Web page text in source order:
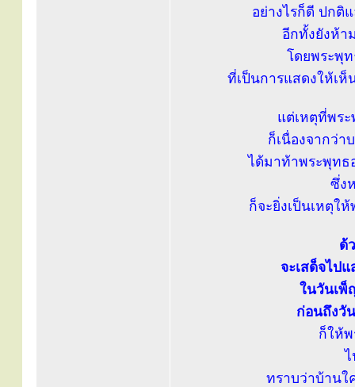
อย่างไรก็ดี ปกติ
อีกทั้งยังห้า
โดยพระพุ
ที่เป็นการแสดงให้เ
แต่เหตุที่พร
ก็เนื่องจากว่า
ได้มาท้าพระพุทธ
ซึ่ง
ก็จะยิ่งเป็นเหตุใ
ด้
จะเสด็จไป
ในวันเพ็
ก่อนถึงวั
ก็ให้
ทราบว่าบ้านใ